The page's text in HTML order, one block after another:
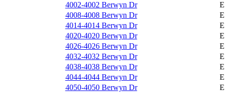
4002-4002 Berwyn Dr
E
4008-4008 Berwyn Dr
E
4014-4014 Berwyn Dr
E
4020-4020 Berwyn Dr
E
4026-4026 Berwyn Dr
E
4032-4032 Berwyn Dr
E
4038-4038 Berwyn Dr
E
4044-4044 Berwyn Dr
E
4050-4050 Berwyn Dr
E